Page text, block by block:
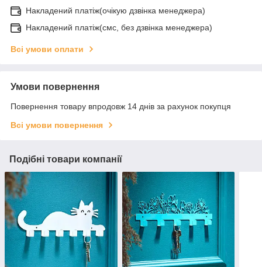
Накладений платіж(очікую дзвінка менеджера)
Накладений платіж(смс, без дзвінка менеджера)
Всі умови оплати
Умови повернення
Повернення товару впродовж 14 днів за рахунок покупця
Всі умови повернення
Подібні товари компанії